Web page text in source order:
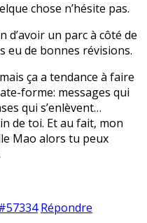
chose n’hésite pas.
d’avoir un parc à côté de
eu de bonnes révisions.
ça a tendance à faire
forme: messages qui
qui s’enlèvent…
de toi. Et au fait, mon
Mao alors tu peux
Répondre